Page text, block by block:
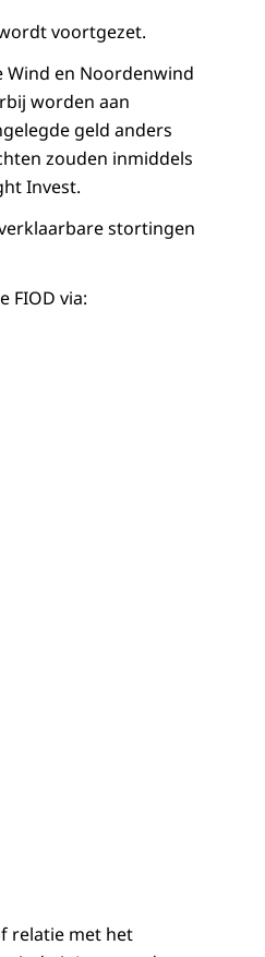
voortgezet.
Wind en Noordenwind
worden aan
geld anders
zouden inmiddels
Invest.
stortingen
FIOD via:
relatie met het